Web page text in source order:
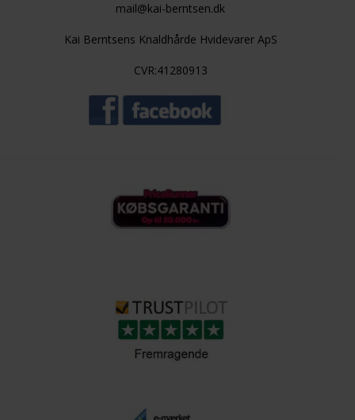
mail@kai-berntsen.dk
Kai Berntsens Knaldhårde Hvidevarer ApS
CVR:41280913